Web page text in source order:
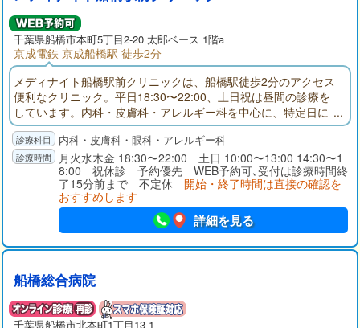
千葉県船橋市本町5丁目2-20 太郎ベース 1階a
京成電鉄 京成船橋駅 徒歩2分
メディナイト船橋駅前クリニックは、船橋駅徒歩2分のアクセス
便利なクリニック。平日18:30〜22:00、土日祝は昼間の診療を
しています。内科・皮膚科・アレルギー科を中心に、特定日に
は眼科診療にも対応。さらにピル・性感染症・AGA・ED・禁煙
外来など幅広い自費診療もご用意。お仕事帰りや休日の急な体
調不良にも安心してご受診いただけます。
内科・皮膚科・眼科・アレルギー科
月火水木金 18:30〜22:00 土日 10:00〜13:00 14:30〜1
8:00 祝休診 予約優先 WEB予約可､受付は診療時間終
了15分前まで 不定休 開始・終了時間は直接の確認を
おすすめします
詳細を見る
船橋総合病院
千葉県船橋市北本町1丁目13-1